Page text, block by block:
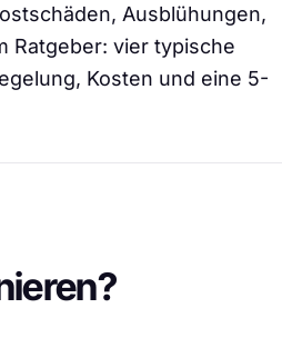
Ausblühungen,
Ratgeber: vier typische
Kosten und eine 5-